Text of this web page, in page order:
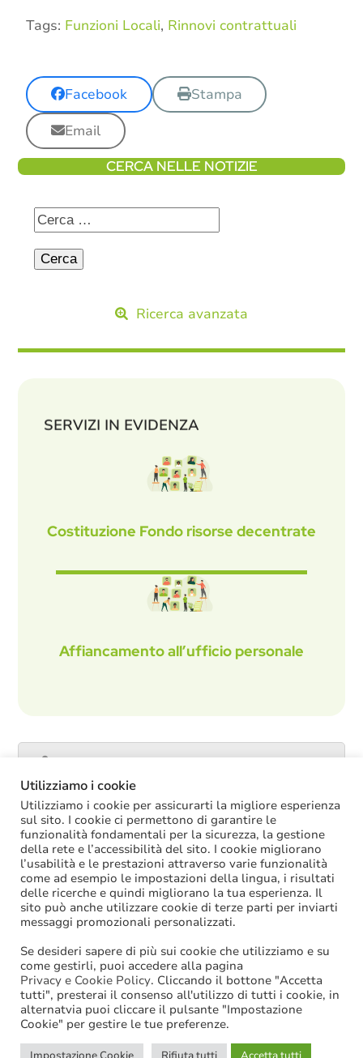
Tags: Funzioni Locali, Rinnovi contrattuali
Facebook
Stampa
Email
CERCA NELLE NOTIZIE
Ricerca avanzata
SERVIZI IN EVIDENZA
Costituzione Fondo risorse decentrate
Affiancamento all’ufficio personale
ULTIME NOTIZIE
La soppressione dei vecchi tetti di spesa
offre più margini anche per l’aumento del
salario accessorio
ACCRUAL: come si registrano i
trasferimenti vincolati per investimenti
riscossi prima del 2025?
Oggi in Cdm il nuovo “Decreto PA”: molte
le novità di interesse per gli enti locali
Niente assunzioni tramite scorrimento di
graduatorie di mobilità
Sanzioni BDAP: aumenta il fondo per il
contributo alla finanza pubblica
Utilizziamo i cookie
Utilizziamo i cookie per assicurarti la migliore esperienza
sul sito. I cookie ci permettono di garantire le
funzionalità fondamentali per la sicurezza, la gestione
della rete e l’accessibilità del sito. I cookie migliorano
l’usabilità e le prestazioni attraverso varie funzionalità
come ad esempio le impostazioni della lingua, i risultati
delle ricerche e quindi migliorano la tua esperienza. Il
sito può anche utilizzare cookie di terze parti per inviarti
messaggi promozionali personalizzati.
Se desideri sapere di più sui cookie che utilizziamo e su
come gestirli, puoi accedere alla pagina
Privacy e Cookie Policy. Cliccando il bottone "Accetta
tutti", presterai il consenso all'utilizzo di tutti i cookie, in
alternatvia puoi cliccare il pulsante "Impostazione
Cookie" per gestire le tue preferenze.